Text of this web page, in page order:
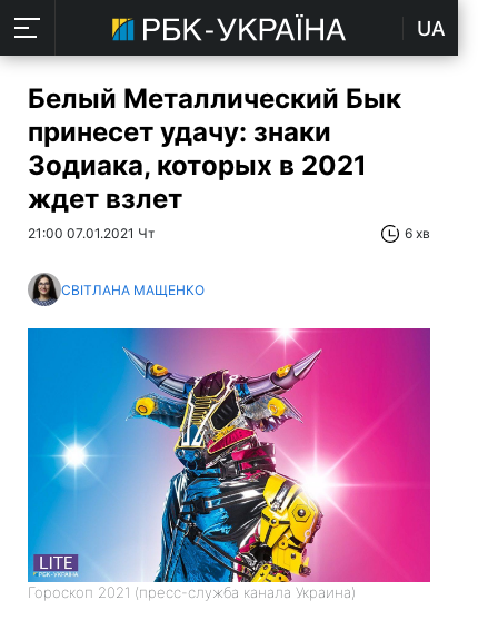
UA
Белый Металлический Бык
принесет удачу: знаки
Зодиака, которых в 2021
ждет взлет
21:00 07.01.2021 Чт 6 хв
СВІТЛАНА МАЩЕНКО
Гороскоп 2021 (пресс-служба канала Украина)